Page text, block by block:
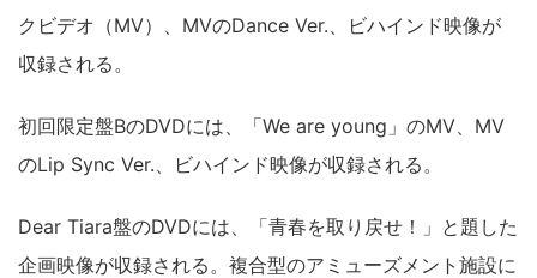
クビデオ（MV）、MVのDance Ver.、ビハインド映像が
収録される。
初回限定盤BのDVDには、「We are young」のMV、MV
のLip Sync Ver.、ビハインド映像が収録される。
Dear Tiara盤のDVDには、「青春を取り戻せ！」と題した
企画映像が収録される。複合型のアミューズメント施設に